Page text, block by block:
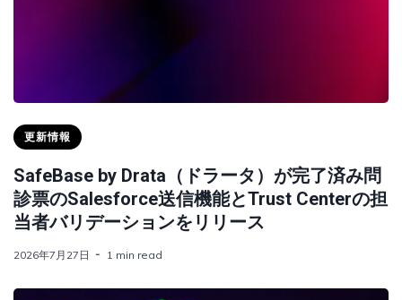
更新情報
SafeBase by Drata（ドラータ）が完了済み問
診票のSalesforce送信機能とTrust Centerの担
当者バリデーションをリリース
2026年7月27日 1 min read